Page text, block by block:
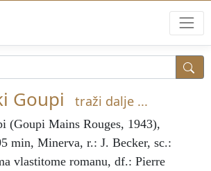
Goupi traži dalje ...
(Goupi Mains Rouges, 1943),
min, Minerva, r.: J. Becker, sc.:
vlastitome romanu, df.: Pierre